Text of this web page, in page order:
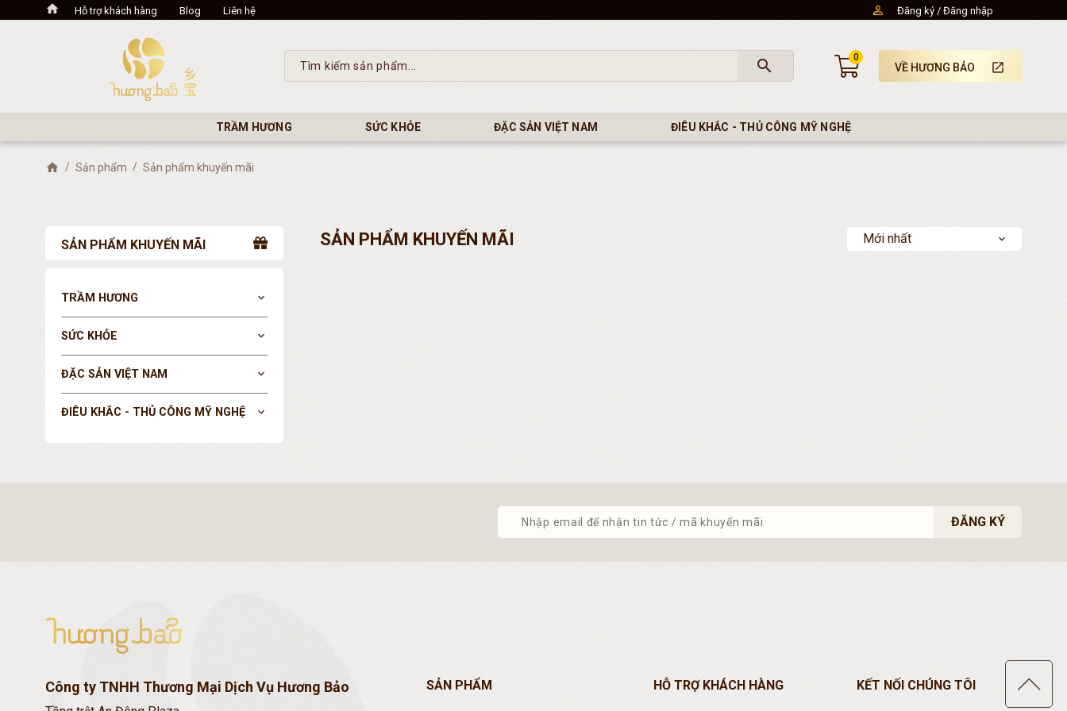
Hỗ trợ khách hàng Blog Liên hệ Đăng ký Đăng nhập
search 0
VỀ HƯƠNG BẢO launch
TRẦM HƯƠNG SỨC KHỎE ĐẶC SẢN VIỆT NAM ĐIÊU KHẮC - THỦ CÔNG MỸ NGHỆ
Sản phẩm Sản phẩm khuyến mãi
SẢN PHẨM KHUYẾN MÃI
TRẦM HƯƠNG expand_more
SỨC KHỎE expand_more
ĐẶC SẢN VIỆT NAM expand_more
ĐIÊU KHẮC - THỦ CÔNG MỸ NGHỆ expand_more
SẢN PHẨM KHUYẾN MÃI Mới nhất expand_more
ĐĂNG KÝ
Công ty TNHH Thương Mại Dịch Vụ Hương Bảo SẢN PHẨM HỖ TRỢ KHÁCH HÀNG KẾT NỐI CHÚNG TÔI